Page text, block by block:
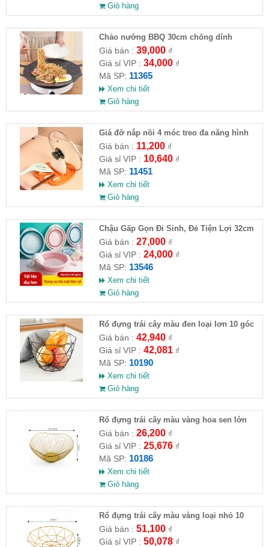
Giỏ hàng
Chảo nướng BBQ 30cm chống dính
Giá bán : 39,000₫
Giá sỉ VIP : 34,000₫
Mã SP: 11365
Xem chi tiết
Giỏ hàng
Giá đỡ nắp nồi 4 móc treo đa năng hình
chân mèo
Giá bán : 11,200₫
Giá sỉ VIP : 10,640₫
Mã SP: 11451
Xem chi tiết
Giỏ hàng
Chậu Gấp Gọn Đi Sinh, Đẻ Tiện Lợi 32cm
Giá bán : 27,000₫
Giá sỉ VIP : 24,000₫
Mã SP: 13546
Xem chi tiết
Giỏ hàng
Rổ đựng trái cây màu đen loại lơn 10 góc
27x12cm
Giá bán : 42,940₫
Giá sỉ VIP : 42,081₫
Mã SP: 10190
Xem chi tiết
Giỏ hàng
Rổ đựng trái cây màu vàng hoa sen lớn
26.5x13cm
Giá bán : 26,200₫
Giá sỉ VIP : 25,676₫
Mã SP: 10186
Xem chi tiết
Giỏ hàng
Rổ đựng trái cây màu vàng loại nhỏ 10
góc 27x6.5cm
Giá bán : 51,100₫
Giá sỉ VIP : 50,078₫